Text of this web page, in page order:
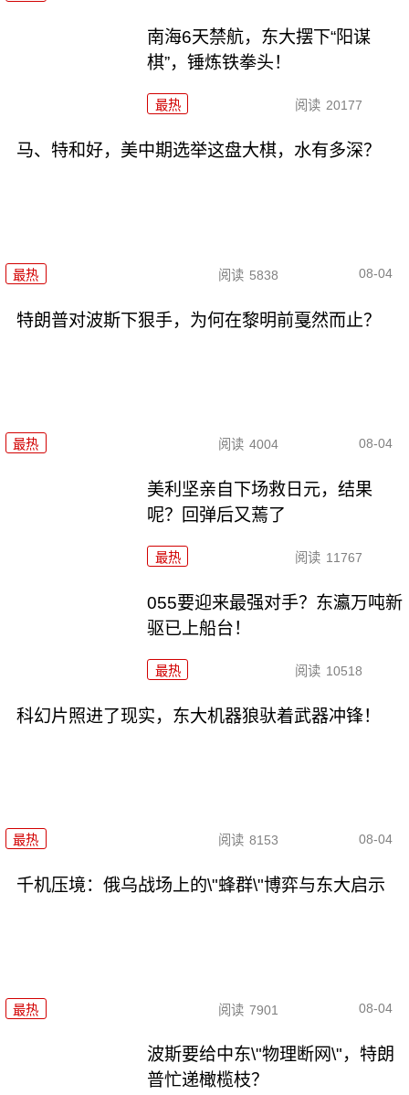
南海6天禁航，东大摆下“阳谋
棋”，锤炼铁拳头！
最热 阅读 20177
马、特和好，美中期选举这盘大棋，水有多深？
最热 阅读 5838 08-04
特朗普对波斯下狠手，为何在黎明前戛然而止？
最热 阅读 4004 08-04
美利坚亲自下场救日元，结果
呢？回弹后又蔫了
最热 阅读 11767
055要迎来最强对手？东瀛万吨新
驱已上船台！
最热 阅读 10518
科幻片照进了现实，东大机器狼驮着武器冲锋！
最热 阅读 8153 08-04
千机压境：俄乌战场上的\"蜂群\"博弈与东大启示
最热 阅读 7901 08-04
波斯要给中东\"物理断网\"，特朗
普忙递橄榄枝？